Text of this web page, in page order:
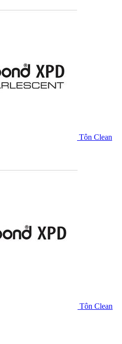
Tôn Clean
Tôn Clean